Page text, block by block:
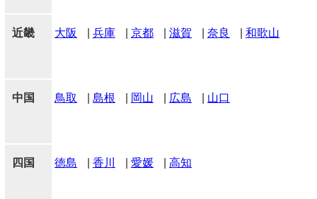
近畿 大阪 兵庫 京都 滋賀 奈良 和歌山
中国 鳥取 島根 岡山 広島 山口
四国 徳島 香川 愛媛 高知